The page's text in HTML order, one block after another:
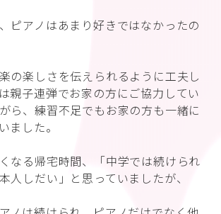
ピアノはあまり好きではなかったの
の楽しさを伝えられるように工夫し
親子連弾でお家の方にご協力してい
ら、練習不足でもお家の方も一緒に
ました。
なる帰宅時間、「中学では続けられ
人しだい」と思っていましたが、